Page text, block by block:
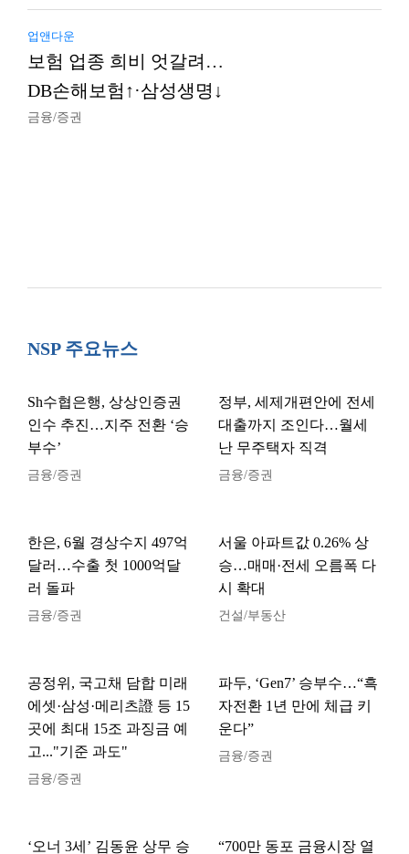
업앤다운
보험 업종 희비 엇갈려…
DB손해보험↑·삼성생명↓
금융/증권
NSP 주요뉴스
Sh수협은행, 상상인증권
인수 추진…지주 전환 ‘승
부수’
금융/증권
정부, 세제개편안에 전세
대출까지 조인다…월세
난 무주택자 직격
금융/증권
한은, 6월 경상수지 497억
달러…수출 첫 1000억달
러 돌파
금융/증권
서울 아파트값 0.26% 상
승…매매·전세 오름폭 다
시 확대
건설/부동산
공정위, 국고채 담합 미래
에셋·삼성·메리츠證 등 15
곳에 최대 15조 과징금 예
고..."기준 과도"
금융/증권
파두, ‘Gen7’ 승부수…“흑
자전환 1년 만에 체급 키
운다”
금융/증권
‘오너 3세’ 김동윤 상무 승
“700만 동포 금융시장 열